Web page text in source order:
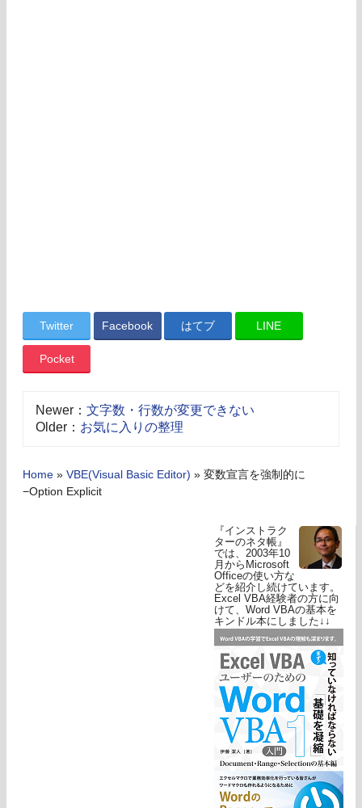
Twitter Facebook はてブ LINE
Pocket
Newer： 文字数・行数が変更できない
Older： お気に入りの整理
Home » VBE(Visual Basic Editor) » 変数宣言を強制的に
−Option Explicit
『インストラク
ターのネタ帳』
では、2003年10
月からMicrosoft
Officeの使い方な
どを紹介し続けています。
Excel VBA経験者の方に向
けて、Word VBAの基本を
キンドル本にしました↓↓